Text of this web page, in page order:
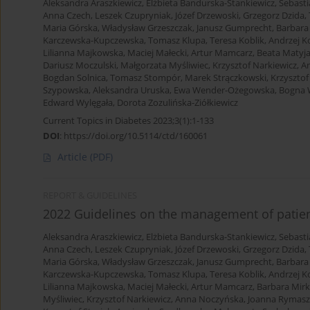
Aleksandra Araszkiewicz, Elżbieta Bandurska-Stankiewicz,
Anna Czech, Leszek Czupryniak, Józef Drzewoski, Grzegorz Dzida,
Maria Górska, Władysław Grzeszczak, Janusz Gumprecht,
Karczewska-Kupczewska, Tomasz Klupa, Teresa Koblik, Andrzej
Lilianna Majkowska, Maciej Małecki, Artur Mamcarz, Beata
Dariusz Moczulski, Małgorzata Myśliwiec, Krzysztof Narkiewicz,
Bogdan Solnica, Tomasz Stompór, Marek Strączkowski,
Szypowska, Aleksandra Uruska, Ewa Wender-Ożegowska, Bogna
Edward Wylęgała, Dorota Zozulińska-Ziółkiewicz
Current Topics in Diabetes 2023;3(1):1-133
DOI: https://doi.org/10.5114/ctd/160061
Article (PDF)
2022 Guidelines on the management of
Aleksandra Araszkiewicz, Elżbieta Bandurska-Stankiewicz,
Anna Czech, Leszek Czupryniak, Józef Drzewoski, Grzegorz Dzida,
Maria Górska, Władysław Grzeszczak, Janusz Gumprecht,
Karczewska-Kupczewska, Tomasz Klupa, Teresa Koblik, Andrzej
Lilianna Majkowska, Maciej Małecki, Artur Mamcarz, Barbara
Myśliwiec, Krzysztof Narkiewicz, Anna Noczyńska, Joanna